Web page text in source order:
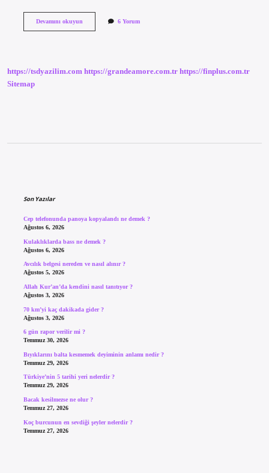
Devamını okuyunAdliye
6 Yorum
https://tsdyazilim.com https://grandeamore.com.tr https://finplus.com.tr
Sitemap
Son Yazılar
Cep telefonunda panoya kopyalandı ne demek ?
Ağustos 6, 2026
Kulaklıklarda bass ne demek ?
Ağustos 6, 2026
Avcılık belgesi nereden ve nasıl alınır ?
Ağustos 5, 2026
Allah Kur’an’da kendini nasıl tanıtıyor ?
Ağustos 3, 2026
70 km’yi kaç dakikada gider ?
Ağustos 3, 2026
6 gün rapor verilir mi ?
Temmuz 30, 2026
Bıyıklarını balta kesmemek deyiminin anlamı nedir ?
Temmuz 29, 2026
Türkiye’nin 5 tarihi yeri nelerdir ?
Temmuz 29, 2026
Bacak kesilmezse ne olur ?
Temmuz 27, 2026
Koç burcunun en sevdiği şeyler nelerdir ?
Temmuz 27, 2026